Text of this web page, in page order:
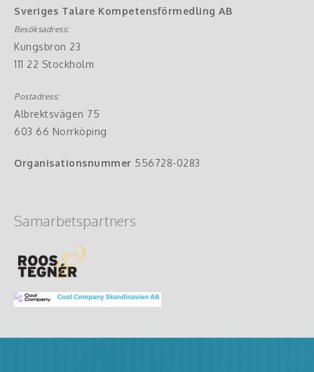
Sveriges Talare Kompetensförmedling AB
Besöksadress:
Kungsbron 23
111 22 Stockholm
Postadress:
Albrektsvägen 75
603 66 Norrköping
Organisationsnummer 556728-0283
Samarbetspartners